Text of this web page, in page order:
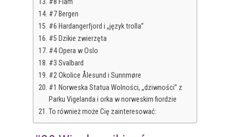
#8 Flam
#7 Bergen
#6 Hardangerfjord i „język trolla”
#5 Dzikie zwierzęta
#4 Opera w Oslo
#3 Svalbard
#2 Okolice Ålesund i Sunnmøre
#1 Norweska Statua Wolności, „dziwności” z
Parku Vigelanda i orka w norweskim fiordzie
To również może Cię zainteresować: